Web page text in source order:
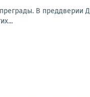
В преддверии